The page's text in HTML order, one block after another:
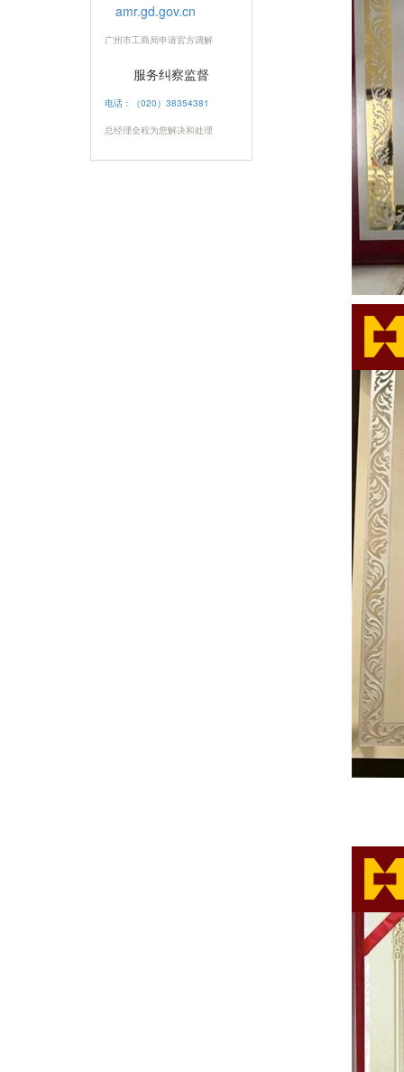
amr.gd.gov.cn
广州市工商局申请官方调解
服务纠察监督
电话：（020）38354381
总经理全程为您解决和处理